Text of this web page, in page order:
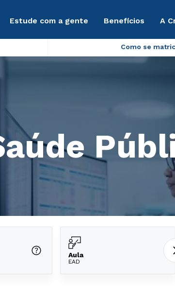
Estude com a gente Benefícios A
Como se
Aula
EAD